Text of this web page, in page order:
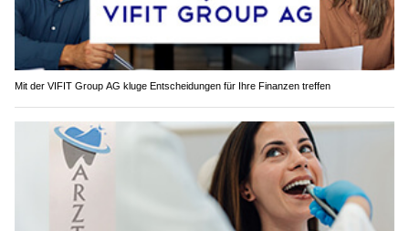
Mit der VIFIT Group AG kluge Entscheidungen für Ihre Finanzen treffen